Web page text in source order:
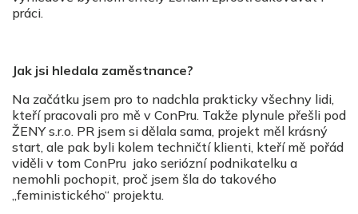
práci.
Jak jsi hledala zaměstnance?
Na začátku jsem pro to nadchla prakticky všechny lidi,
kteří pracovali pro mě v ConPru. Takže plynule přešli pod
ŽENY s.r.o. PR jsem si dělala sama, projekt měl krásný
start, ale pak byli kolem techničtí klienti, kteří mě pořád
viděli v tom ConPru jako seriózní podnikatelku a
nemohli pochopit, proč jsem šla do takového
„feministického“ projektu.